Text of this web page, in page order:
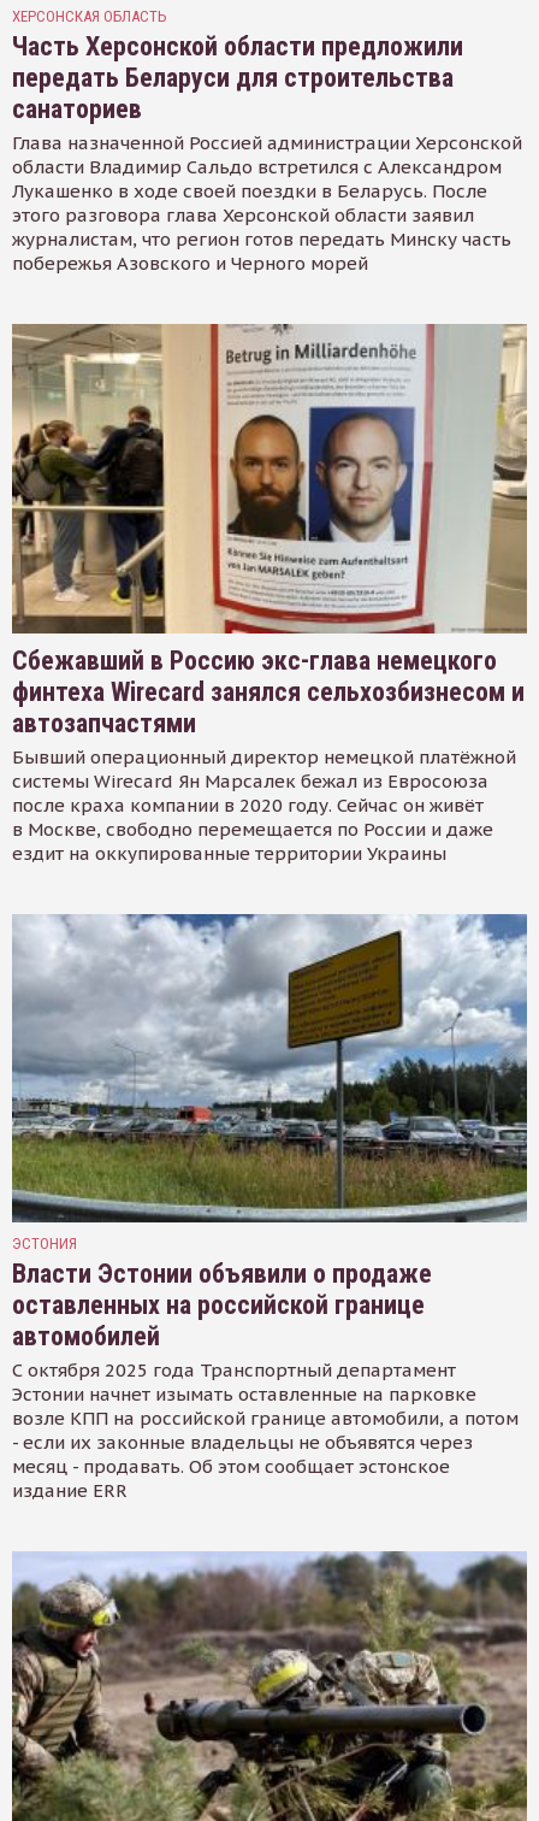
ХЕРСОНСКАЯ ОБЛАСТЬ
Часть Херсонской области предложили
передать Беларуси для строительства
санаториев
Глава назначенной Россией администрации Херсонской
области Владимир Сальдо встретился с Александром
Лукашенко в ходе своей поездки в Беларусь. После
этого разговора глава Херсонской области заявил
журналистам, что регион готов передать Минску часть
побережья Азовского и Черного морей
Сбежавший в Россию экс-глава немецкого
финтеха Wirecard занялся сельхозбизнесом и
автозапчастями
Бывший операционный директор немецкой платёжной
системы Wirecard Ян Марсалек бежал из Евросоюза
после краха компании в 2020 году. Сейчас он живёт
в Москве, свободно перемещается по России и даже
ездит на оккупированные территории Украины
ЭСТОНИЯ
Власти Эстонии объявили о продаже
оставленных на российской границе
автомобилей
С октября 2025 года Транспортный департамент
Эстонии начнет изымать оставленные на парковке
возле КПП на российской границе автомобили, а потом
- если их законные владельцы не объявятся через
месяц - продавать. Об этом сообщает эстонское
издание ERR